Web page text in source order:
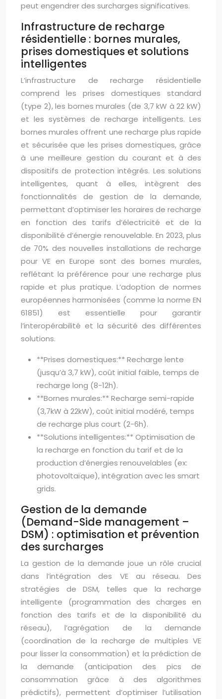
peut engendrer des surcharges significatives.
Infrastructure de recharge
résidentielle : bornes murales,
prises domestiques et solutions
intelligentes
L’infrastructure de recharge résidentielle
comprend les prises domestiques standard
(type 2), les bornes murales (de 3,7 kW à 22 kW)
et les systèmes de recharge intelligents. Les
bornes murales offrent une recharge plus rapide
et sécurisée que les prises domestiques, grâce
à une meilleure gestion du courant et à des
dispositifs de protection intégrés. Les solutions
intelligentes, quant à elles, intègrent des
fonctionnalités de gestion de la demande,
permettant d’optimiser les horaires de recharge
en fonction des tarifs d’électricité et de la
disponibilité d’énergie renouvelable. En 2023, plus
de 70% des nouvelles installations de recharge
pour VE en Europe sont des bornes murales,
reflétant la préférence pour une recharge plus
rapide et plus pratique. L’adoption de normes
européennes harmonisées (comme la norme EN
61851) est essentielle pour garantir
l’interopérabilité et la sécurité des différentes
solutions.
**Prises domestiques:** Recharge lente
(jusqu’à 3,7 kW), coût initial faible, temps de
recharge long (8-12h).
**Bornes murales:** Recharge semi-rapide
(3,7kW à 22kW), coût initial modéré, temps
de recharge plus court (2-6h).
**Solutions intelligentes:** Optimisation de
la recharge en fonction du tarif et de la
production d’énergies renouvelables (ex:
photovoltaïque), intégration avec les smart
grids.
Gestion de la demande
(Demand-Side management –
DSM) : optimisation et prévention
des surcharges
La gestion de la demande joue un rôle crucial
dans l’intégration des VE au réseau. Des
stratégies de DSM, telles que la recharge
intelligente (programmation des charges en
fonction des tarifs et de la disponibilité du
réseau), l’agrégation de la demande
(coordination de la recharge de multiples VE
pour lisser la consommation) et la prédiction de
la demande (anticipation des pics de
consommation grâce à des algorithmes
prédictifs), permettent d’optimiser l’utilisation